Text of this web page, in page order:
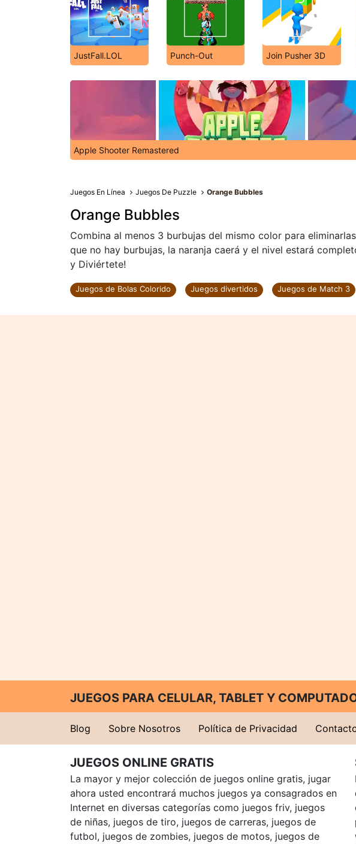
JustFall.LOL Punch-Out Join Pusher 3D
Apple Shooter Remastered
Juegos En Línea Juegos De Puzzle Orange Bubbles
Orange Bubbles
Combina al menos 3 burbujas del mismo color para
que no hay burbujas, la naranja caerá y el nivel estará
y Diviértete!
Juegos de Bolas Colorido Juegos divertidos Juegos de Match 3
JUEGOS PARA CELULAR, TABLET Y
Blog Sobre Nosotros Política de Privacidad
JUEGOS ONLINE GRATIS
La mayor y mejor colección de juegos online gratis, jugar
ahora usted encontrará muchos juegos ya consagrados en
Internet en diversas categorías como juegos friv, juegos
de niñas, juegos de tiro, juegos de carreras, juegos de
futbol, juegos de zombies, juegos de motos, juegos de